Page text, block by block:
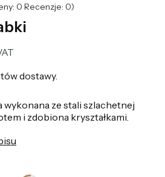
0 Recenzje: 0)
dostawy.
ze stali szlachetnej
i zdobiona kryształkami.